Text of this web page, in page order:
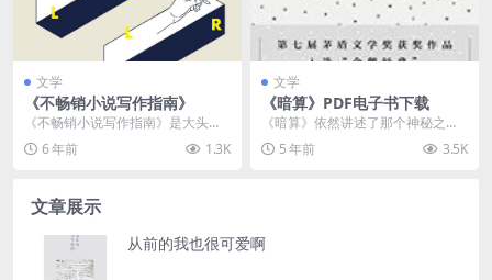
文学
《不畅销小说写作指南》
《不畅销小说写作指南》是大头马
近年来的作品合集。故事精巧荒
诞，讽刺和象征意味十足...
6 年前 1.3K
文学
《暗算》PDF电子书下载
《暗算》依然讲述了那个神秘之地
——"701"的故事，依然是一些迷而
不宣的天才人才...
5 年前 3.5K
文章展示
从前的我也很可爱啊